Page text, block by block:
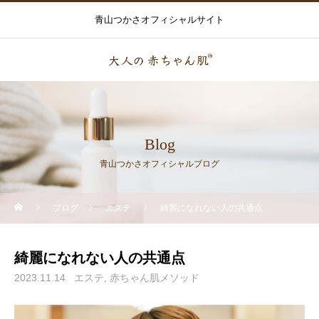
青山つかさオフィシャルサイト
Blog
青山つかさオフィシャルブログ
ブログ エステ 綺麗になれない人の共通点
綺麗になれない人の共通点
2023.11.14 エステ 赤ちゃん肌メソッド